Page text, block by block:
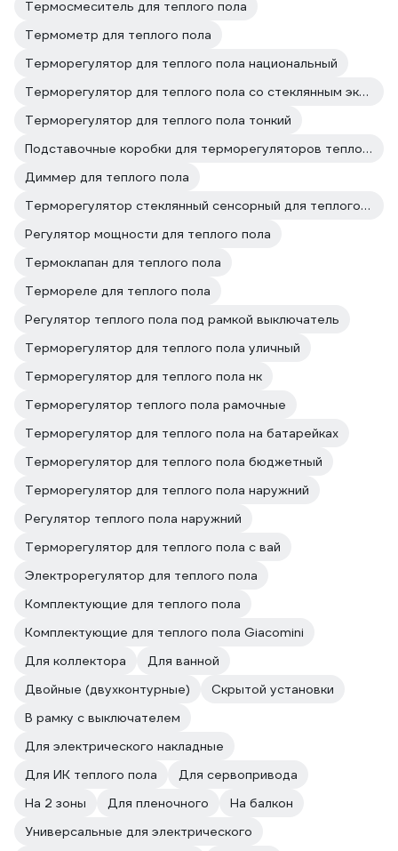
Термосмеситель для теплого пола
Термометр для теплого пола
Терморегулятор для теплого пола национальный
Терморегулятор для теплого пола со стеклянным экраном
Терморегулятор для теплого пола тонкий
Подставочные коробки для терморегуляторов теплого пола
Диммер для теплого пола
Терморегулятор стеклянный сенсорный для теплого пола
Регулятор мощности для теплого пола
Термоклапан для теплого пола
Термореле для теплого пола
Регулятор теплого пола под рамкой выключатель
Терморегулятор для теплого пола уличный
Терморегулятор для теплого пола нк
Терморегулятор теплого пола рамочные
Терморегулятор для теплого пола на батарейках
Терморегулятор для теплого пола бюджетный
Терморегулятор для теплого пола наружний
Регулятор теплого пола наружний
Терморегулятор для теплого пола с вай
Электрорегулятор для теплого пола
Комплектующие для теплого пола
Комплектующие для теплого пола Giacomini
Для коллектора
Для ванной
Двойные (двухконтурные)
Скрытой установки
В рамку с выключателем
Для электрического накладные
Для ИК теплого пола
Для сервопривода
На 2 зоны
Для пленочного
На балкон
Универсальные для электрического